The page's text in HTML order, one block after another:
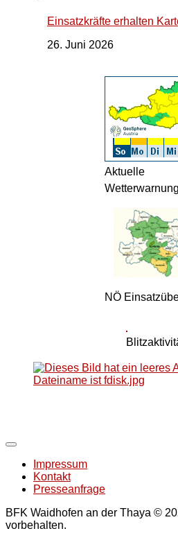
Einsatzkräfte erhalten
26. Juni 2026
Aktuelle
NÖ
Impressum
Kontakt
Presseanfrage
BFK Waidhofen an der Thaya ©
vorbehalten.